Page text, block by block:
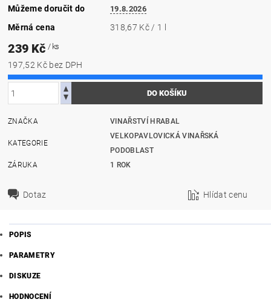
Můžeme doručit do
19.8.2026
Měrná cena 318,67 Kč / 1 l
239 Kč / ks
197,52 Kč bez DPH
ZNAČKA VINAŘSTVÍ HRABAL
KATEGORIE
VELKOPAVLOVICKÁ VINAŘSKÁ
PODOBLAST
ZÁRUKA
1 ROK
Dotaz Hlídat cenu
POPIS
PARAMETRY
DISKUZE
HODNOCENÍ